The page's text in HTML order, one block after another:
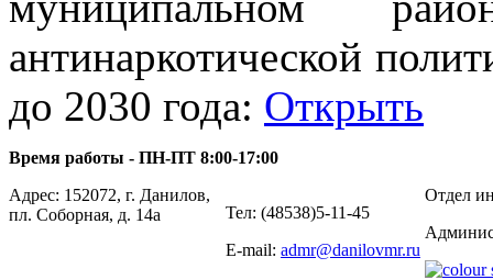
антинаркотической
до 2030 года: Открыть
Время работы - ПН-ПТ 8:00-17:00
Адрес: 152072, г. Данилов,
пл. Соборная, д. 14а
Тел: (48538)5-11-45
E-mail: admr@danilovmr.ru
Отдел